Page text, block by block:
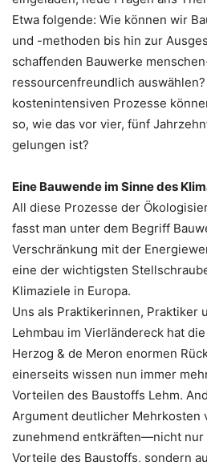
Etwa folgende: Wie können wir
und -methoden bis hin zur
schaffenden Bauwerke
ressourcenfreundlich
kostenintensiven Prozesse
so, wie das vor vier, fünf
gelungen ist?
Eine Bauwende im Sinne des
All diese Prozesse der
fasst man unter dem Begriff
Verschränkung mit der
eine der wichtigsten
Klimaziele in Europa.
Uns als Praktikerinnen, Praktiker
Lehmbau im Vierländereck hat
Herzog & de Meron enormen
einerseits wissen nun immer
Vorteilen des Baustoffs Lehm.
Argument deutlicher Mehrkosten
zunehmend entkräften—nicht nur
Vorteile des Baustoffs, sondern